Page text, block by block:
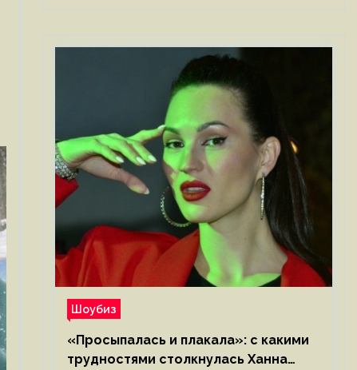
Шоубиз
«Просыпалась и плакала»: с какими
трудностями столкнулась Ханна